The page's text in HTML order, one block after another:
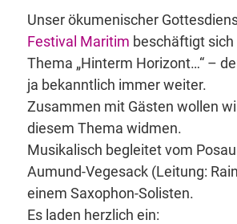
Unser ökumenischer
Festival Maritim beschäftigt
Thema „Hinterm Horizont…“ –
ja bekanntlich immer weiter.
Zusammen mit Gästen wollen
diesem Thema widmen.
Musikalisch begleitet vom
Aumund-Vegesack (Leitung:
einem Saxophon-Solisten.
Es laden herzlich ein: